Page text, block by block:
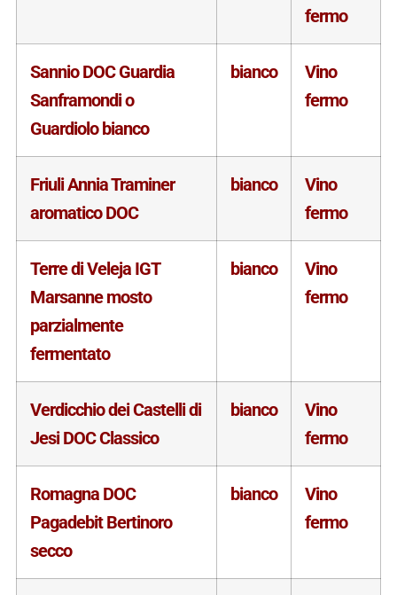
fermo
Sannio DOC Guardia
Sanframondi o
Guardiolo bianco
bianco
Vino
fermo
Friuli Annia Traminer
aromatico DOC
bianco
Vino
fermo
Terre di Veleja IGT
Marsanne mosto
parzialmente
fermentato
bianco
Vino
fermo
Verdicchio dei Castelli di
Jesi DOC Classico
bianco
Vino
fermo
Romagna DOC
Pagadebit Bertinoro
secco
bianco
Vino
fermo